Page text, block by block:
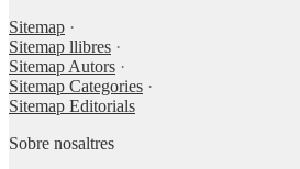
Sitemap ·
Sitemap llibres ·
Sitemap Autors ·
Sitemap Categories ·
Sitemap Editorials
Sobre nosaltres